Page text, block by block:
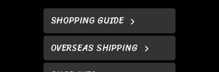
SHOPPING GUIDE
OVERSEAS SHIPPING